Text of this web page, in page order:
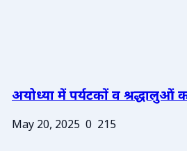
अयोध्या में पर्यटकों व श्रद्धालुओं
May 20, 2025 0 215